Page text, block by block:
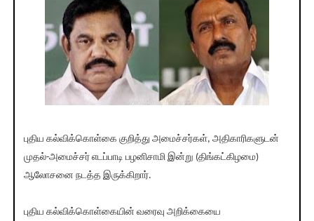
புதிய கல்விக்கொள்கை குறித்து அமைச்சர்கள், அதிகாரிகளுடன்
முதல்-அமைச்சர் எடப்பாடி பழனிசாமி இன்று (திங்கட்கிழமை)
ஆலோசனை நடத்த இருக்கிறார்.
புதிய கல்விக்கொள்கையின் வரைவு அறிக்கையை